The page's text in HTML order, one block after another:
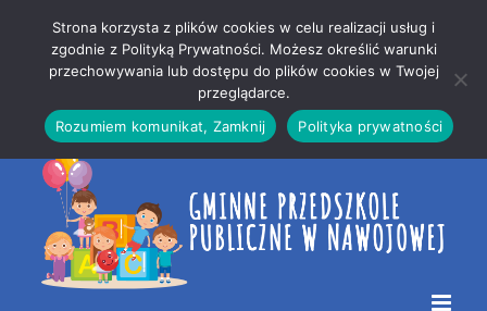
treści
strony
Strona korzysta z plików cookies w celu realizacji usług i
zgodnie z Polityką Prywatności. Możesz określić warunki
przechowywania lub dostępu do plików cookies w Twojej
przeglądarce.
Rozumiem komunikat, Zamknij
Polityka prywatności